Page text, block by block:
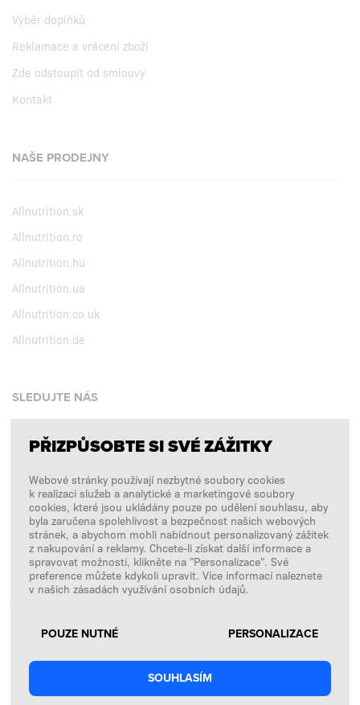
Výběr doplňků
Reklamace a vrácení zboží
Zde odstoupit od smlouvy
Kontakt
NAŠE PRODEJNY
Allnutrition.sk
Allnutrition.ro
Allnutrition.hu
Allnutrition.ua
Allnutrition.co.uk
Allnutrition.de
SLEDUJTE NÁS
Facebook
Instagram
Copyright © 2026SFD S. A.
PLATBY ZPRACOVÁVÁ
PŘIZPŮSOBTE SI SVÉ ZÁŽITKY
Webové stránky používají nezbytné soubory cookies
k realizaci služeb a analytické a marketingové soubory
cookies, které jsou ukládány pouze po udělení souhlasu, aby
byla zaručena spolehlivost a bezpečnost našich webových
stránek, a abychom mohli nabídnout personalizovaný zážitek
z nakupování a reklamy. Chcete-li získat další informace a
spravovat možnosti, klikněte na "Personalizace". Své
preference můžete kdykoli upravit. Více informací naleznete
v našich zásadách využívání osobních údajů.
POUZE NUTNÉ PERSONALIZACE
SOUHLASÍM